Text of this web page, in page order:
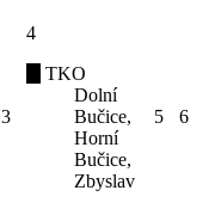
3
4
TKO
Dolní
Bučice,
Horní
Bučice,
Zbyslav
5 6